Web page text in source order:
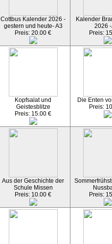
Cottbus Kalender 2026 -
gestern und heute- A3
Preis: 20.00 €
Kalender
2026
Preis:
Kopfsalat und
Geistesblitze
Preis: 15.00 €
Die Enten
Preis:
Aus der Geschichte der
Schule Missen
Preis: 10.00 €
Preis: